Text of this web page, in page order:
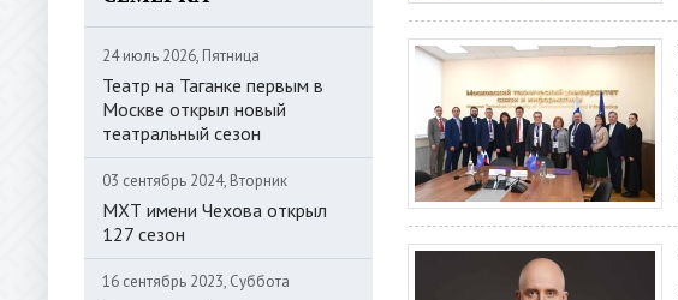
24 июль 2026, Пятница
Театр на Таганке первым в
Москве открыл новый
театральный сезон
03 сентябрь 2024, Вторник
МХТ имени Чехова открыл
127 сезон
16 сентябрь 2023, Суббота